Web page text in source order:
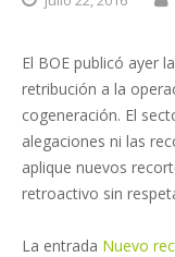
El BOE publicó ayer
retribución a la
cogeneración. El
alegaciones ni las
aplique nuevos
retroactivo sin
La entrada Nuevo